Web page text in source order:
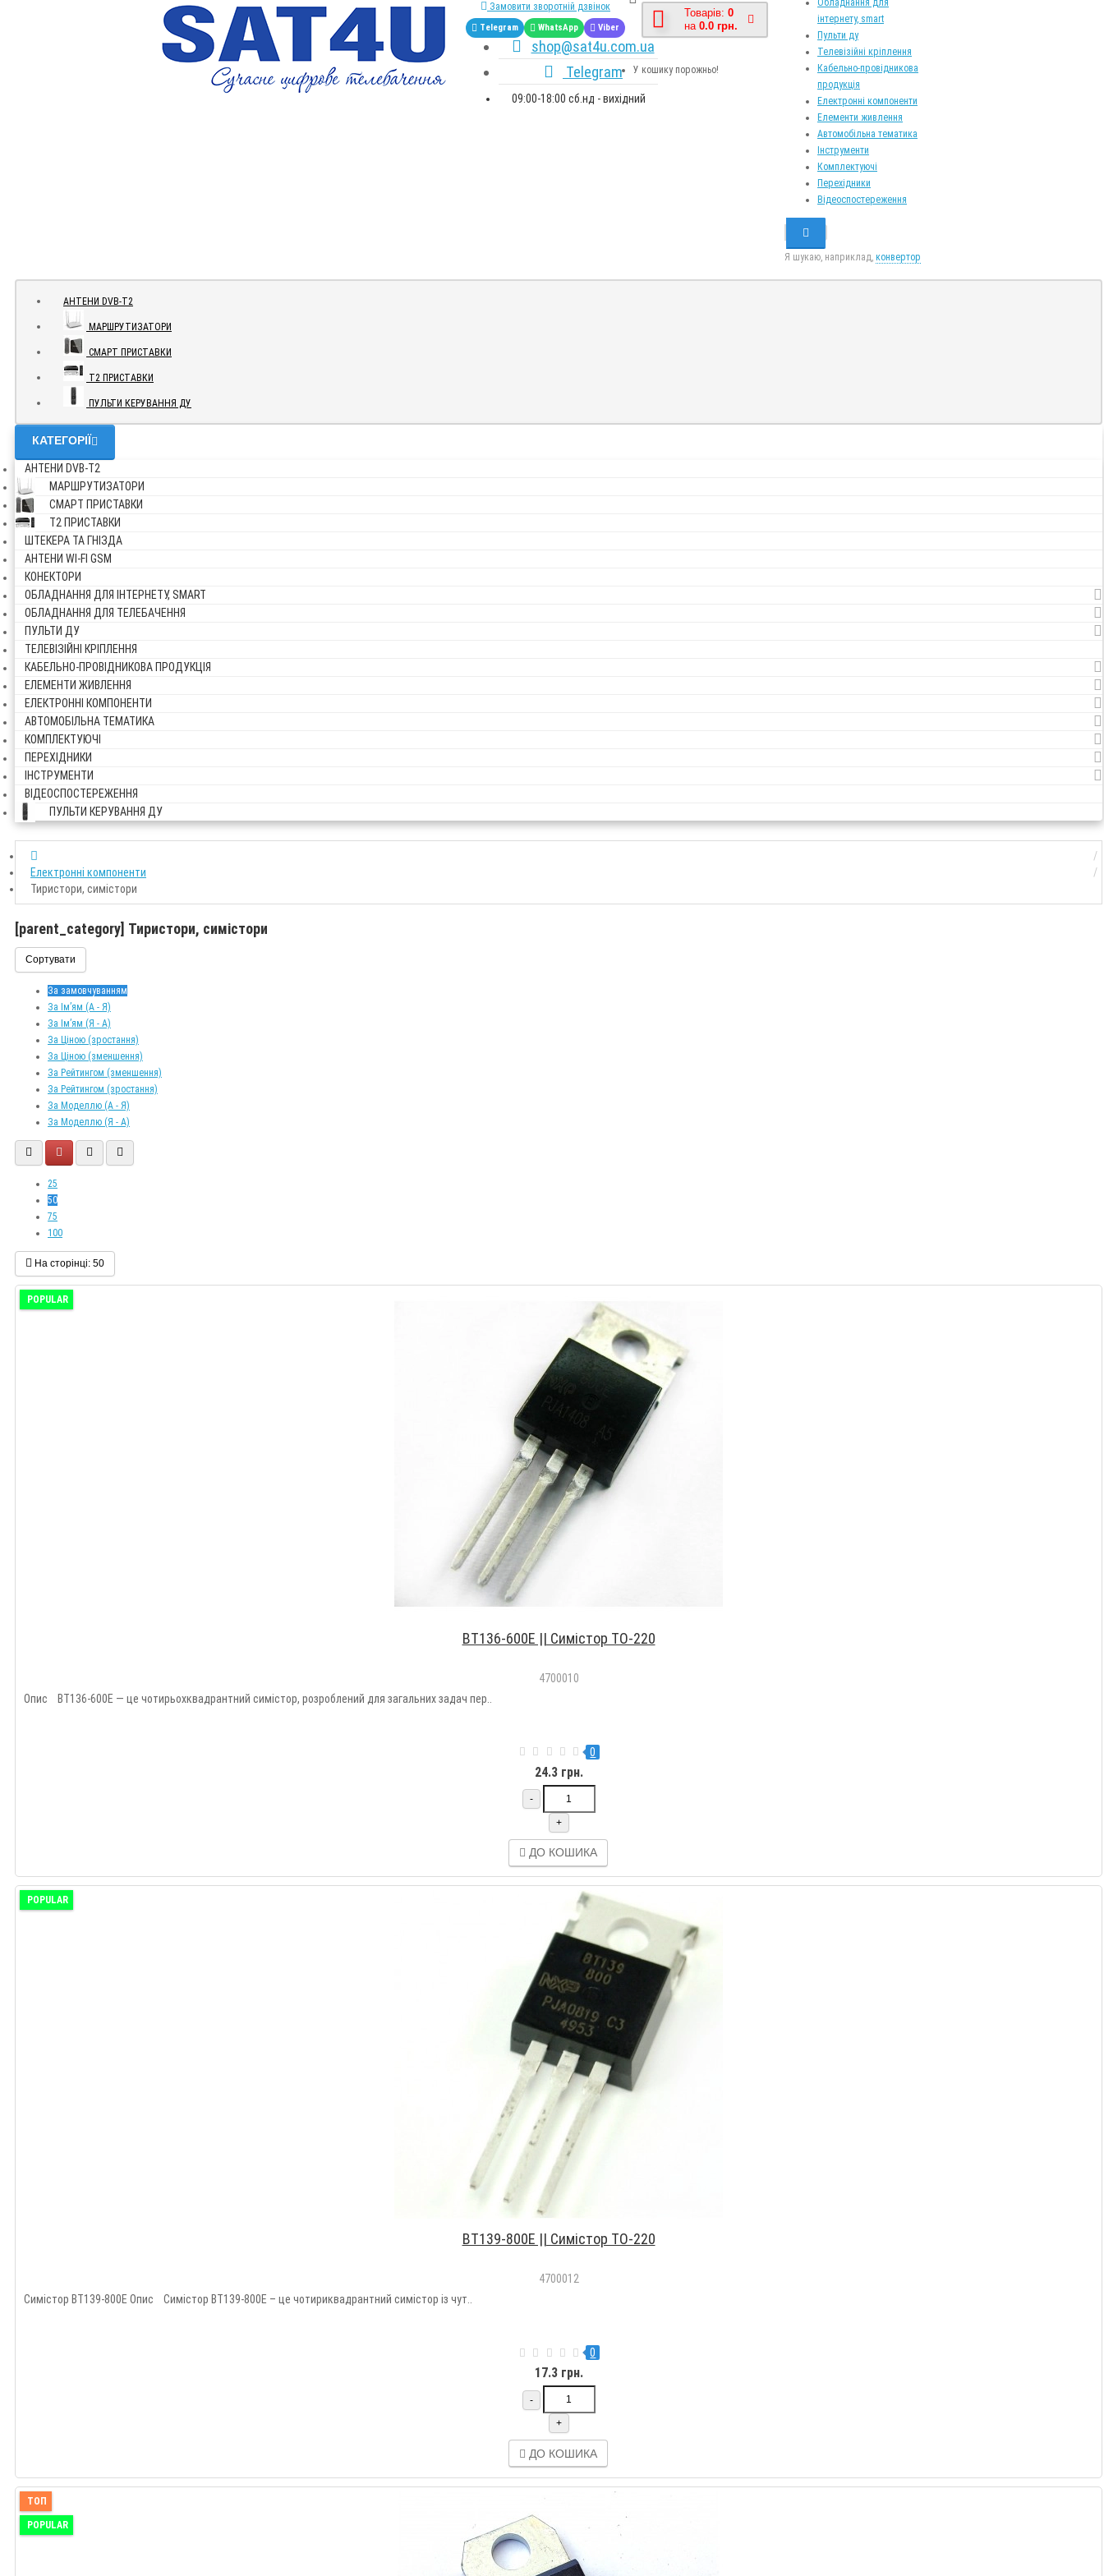
Замовити зворотній дзвінок
Telegram WhatsApp Viber
shop@sat4u.com.ua
Telegram
09:00-18:00 сб.нд - вихідний
Товарів: 0
на 0.0 грн.
У кошику порожньо!
Обладнання для
інтернету, smart
Пульти ду
Телевізійні кріплення
Кабельно-провідникова
продукція
Електронні компоненти
Елементи живлення
Автомобільна тематика
Інструменти
Комплектуючі
Перехідники
Відеоспостереження
Я шукаю, наприклад, конвертор
АНТЕНИ DVB-Т2
МАРШРУТИЗАТОРИ
СМАРТ ПРИСТАВКИ
Т2 ПРИСТАВКИ
ПУЛЬТИ КЕРУВАННЯ ДУ
КАТЕГОРІЇ
АНТЕНИ DVB-Т2
МАРШРУТИЗАТОРИ
СМАРТ ПРИСТАВКИ
Т2 ПРИСТАВКИ
ШТЕКЕРА ТА ГНІЗДА
АНТЕНИ WI-FI GSM
КОНЕКТОРИ
ОБЛАДНАННЯ ДЛЯ ІНТЕРНЕТУ, SMART
ОБЛАДНАННЯ ДЛЯ ТЕЛЕБАЧЕННЯ
ПУЛЬТИ ДУ
ТЕЛЕВІЗІЙНІ КРІПЛЕННЯ
КАБЕЛЬНО-ПРОВІДНИКОВА ПРОДУКЦІЯ
ЕЛЕМЕНТИ ЖИВЛЕННЯ
ЕЛЕКТРОННІ КОМПОНЕНТИ
АВТОМОБІЛЬНА ТЕМАТИКА
КОМПЛЕКТУЮЧІ
ПЕРЕХІДНИКИ
ІНСТРУМЕНТИ
ВІДЕОСПОСТЕРЕЖЕННЯ
ПУЛЬТИ КЕРУВАННЯ ДУ
Електронні компоненти
Тиристори, симістори
[parent_category] Тиристори, симістори
Сортувати
За замовчуванням
За Ім’ям (A - Я)
За Ім’ям (Я - A)
За Ціною (зростання)
За Ціною (зменшення)
За Рейтингом (зменшення)
За Рейтингом (зростання)
За Моделлю (A - Я)
За Моделлю (Я - A)
25
50
75
100
На сторінці: 50
POPULAR
BT136-600E || Симістор TO-220
4700010
Опис BT136-600E — це чотирьохквадрантний симістор, розроблений для загальних задач пер..
0
24.3 грн.
-
+
ДО КОШИКА
POPULAR
BT139-800E || Симістор TO-220
4700012
Симістор BT139-800E Опис Симістор BT139-800E – це чотириквадрантний симістор із чут..
0
17.3 грн.
-
+
ДО КОШИКА
ТОП
POPULAR